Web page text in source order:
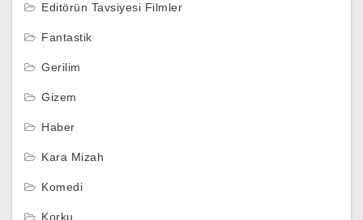
Editörün Tavsiyesi Filmler
Fantastik
Gerilim
Gizem
Haber
Kara Mizah
Komedi
Korku